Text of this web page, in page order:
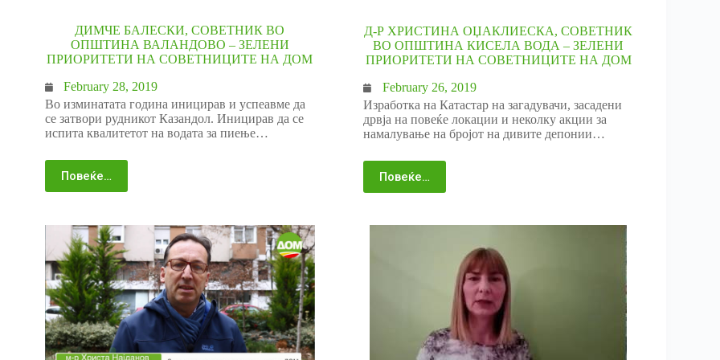
ДИМЧЕ БАЛЕСКИ, СОВЕТНИК ВО
ОПШТИНА ВАЛАНДОВО – ЗЕЛЕНИ
ПРИOРИТЕТИ НА СОВЕТНИЦИТЕ НА ДОМ
February 28, 2019
Во изминатата година иницирав и успеавме да
се затвори рудникот Казандол. Иницирав да се
испита квалитетот на водата за пиење…
Повеќе…
Д-Р ХРИСТИНА ОЏАКЛИЕСКА, СОВЕТНИК
ВО ОПШТИНА КИСЕЛА ВОДА – ЗЕЛЕНИ
ПРИОРИТЕТИ НА СОВЕТНИЦИТЕ НА ДОМ
February 26, 2019
Изработка на Катастар на загадувачи, засадени
дрвја на повеќе локации и неколку акции за
намалување на бројот на дивите депонии…
Повеќе…